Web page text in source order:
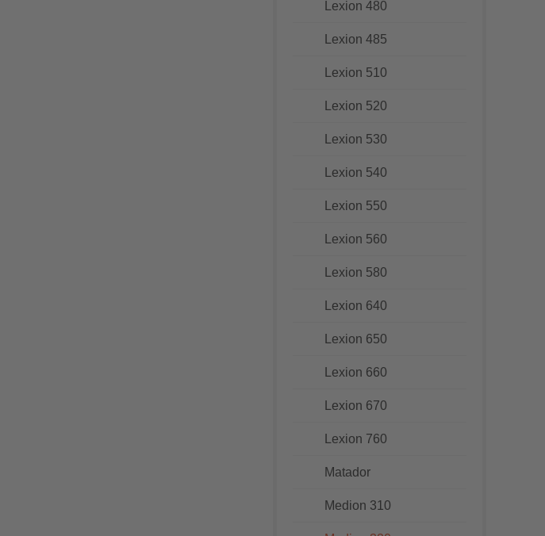
Lexion 480
Lexion 485
Lexion 510
Lexion 520
Lexion 530
Lexion 540
Lexion 550
Lexion 560
Lexion 580
Lexion 640
Lexion 650
Lexion 660
Lexion 670
Lexion 760
Matador
Medion 310